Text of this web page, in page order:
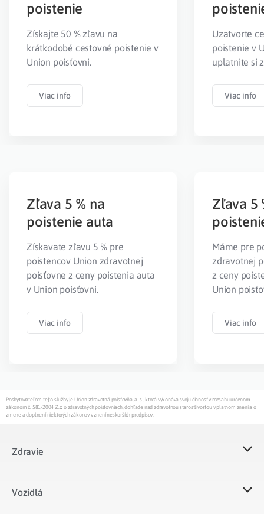
poistenie
Získajte 50 % zľavu na
krátkodobé cestovné poistenie v
Union poisťovni.
Viac info
Uzatvorte
poistenie v
uplatnite si
Viac info
Zľava 5 % na
poistenie auta
Získavate zľavu 5 % pre
poistencov Union zdravotnej
poisťovne z ceny poistenia auta
v Union poisťovni.
Viac info
Zľava 5
Máme pre
zdravotnej
z ceny
Union
Viac info
Poskytovateľom tejto služby je Union zdravotná poisťovňa, a. s., ktorá vykonáva svoju činnosť v rozsahu určenom
zákonom č. 581/2004 Z.z. o zdravotných poisťovniach, dohľade nad zdravotnou starostlivosťou v platnom znení a o
zmene a doplnení niektorých zákonov v znení neskorších predpisov.
Zdravie
Vozidlá​